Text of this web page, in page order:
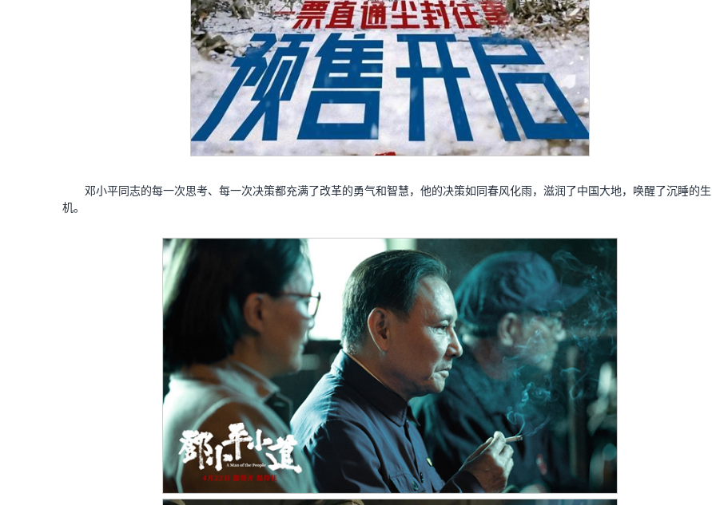
邓小平同志的每一次思考、每一次决策都充满了改革的勇气和智慧，他的决策如同春风化雨，滋润了中国大地，唤醒了沉睡的生
机。